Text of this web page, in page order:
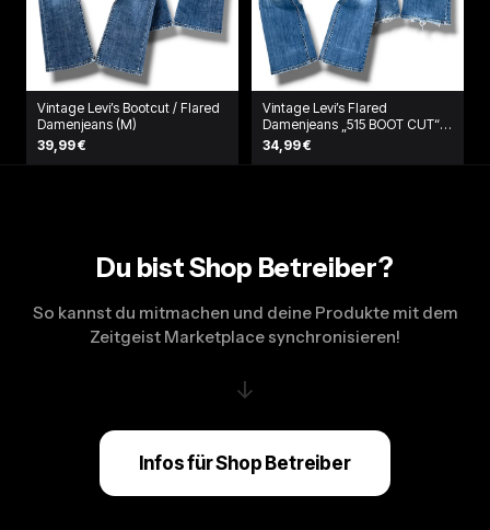
Vintage Levi’s Bootcut / Flared
Damenjeans (M)
39,99 €
Vintage Levi’s Flared
Damenjeans „515 BOOT CUT“
(L)
34,99 €
Du bist Shop Betreiber?
So kannst du mitmachen und deine Produkte mit dem
Zeitgeist Marketplace synchronisieren!
↓
Infos für Shop Betreiber